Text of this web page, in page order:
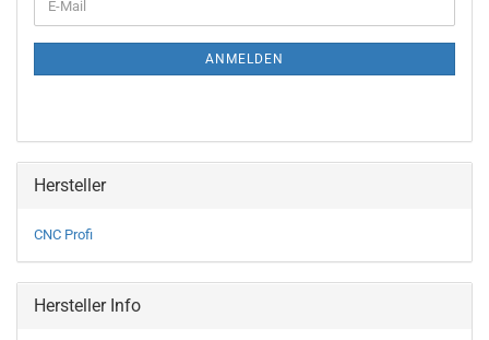
ZUR
E-
Mail
ANMELDEN
Hersteller
CNC Profi
Hersteller Info